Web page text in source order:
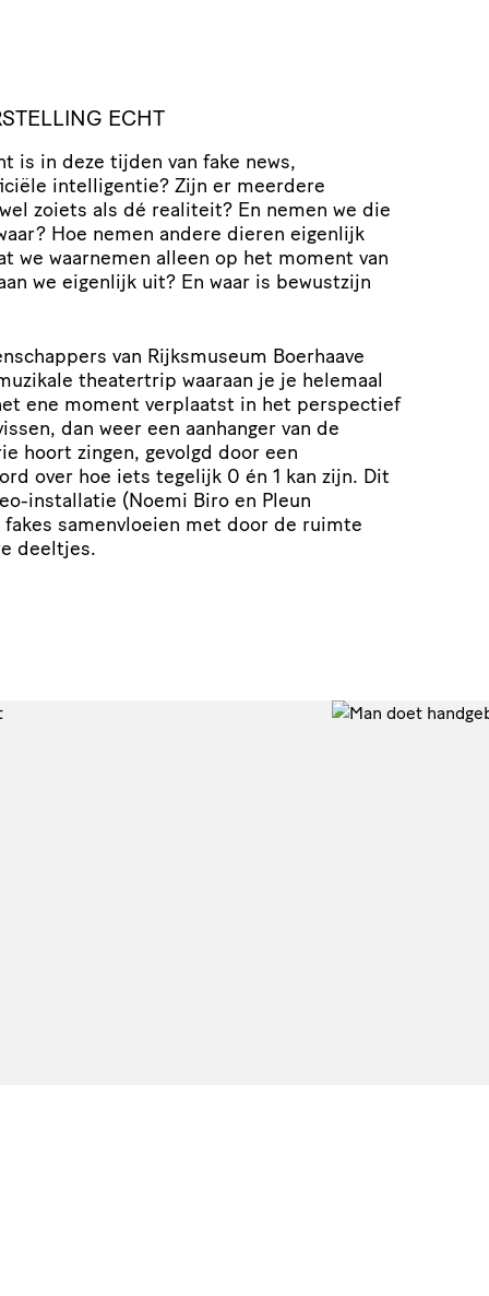
ECHT
is in deze tijden van fake news,
intelligentie? Zijn er meerdere
zoiets als dé realiteit? En nemen we die
Hoe nemen andere dieren eigenlijk
we waarnemen alleen op het moment van
we eigenlijk uit? En waar is bewustzijn
van Rijksmuseum Boerhaave
theatertrip waaraan je je helemaal
ene moment verplaatst in het perspectief
dan weer een aanhanger van de
hoort zingen, gevolgd door een
over hoe iets tegelijk 0 én 1 kan zijn. Dit
installatie (Noemi Biro en Pleun
samenvloeien met door de ruimte
deeltjes.